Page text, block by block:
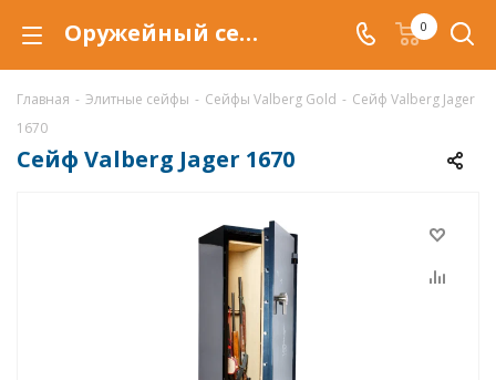
Оружейный сейф Valberg Jager.EL, сейф Jager.EL купить со скидкой по низкой цене в интернет-магазине ValbergSafe.ru 0
Главная - Элитные сейфы - Сейфы Valberg Gold - Сейф Valberg Jager
1670
Сейф Valberg Jager 1670